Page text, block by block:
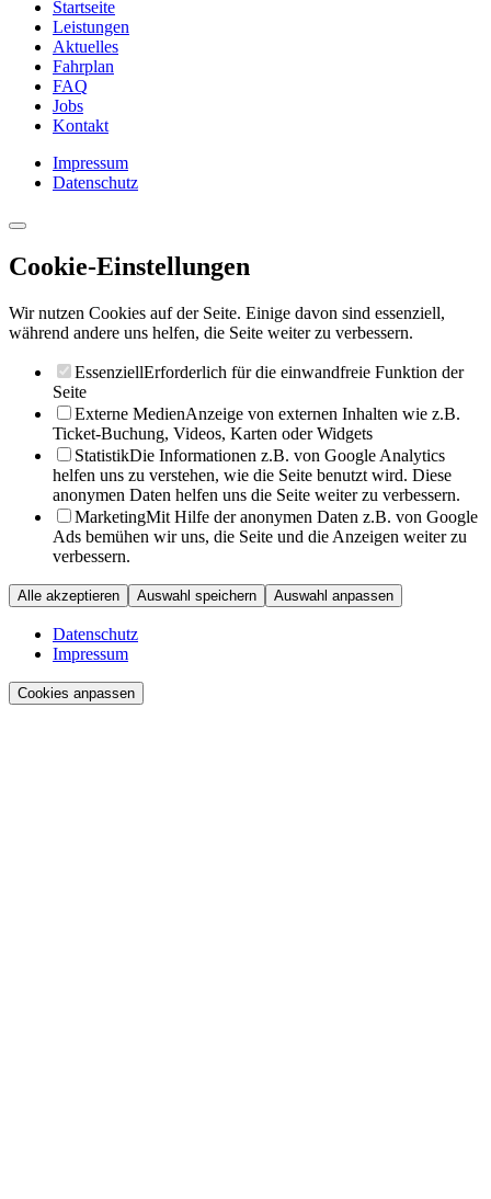
Startseite
Leistungen
Aktuelles
Fahrplan
FAQ
Jobs
Kontakt
Impressum
Datenschutz
Cookie-Einstellungen
Wir nutzen Cookies auf der Seite. Einige davon sind essenziell,
während andere uns helfen, die Seite weiter zu verbessern.
EssenziellErforderlich für die einwandfreie Funktion der
Seite
Externe MedienAnzeige von externen Inhalten wie z.B.
Ticket-Buchung, Videos, Karten oder Widgets
StatistikDie Informationen z.B. von Google Analytics
helfen uns zu verstehen, wie die Seite benutzt wird. Diese
anonymen Daten helfen uns die Seite weiter zu verbessern.
MarketingMit Hilfe der anonymen Daten z.B. von Google
Ads bemühen wir uns, die Seite und die Anzeigen weiter zu
verbessern.
Alle akzeptieren Auswahl speichern Auswahl anpassen
Datenschutz
Impressum
Cookies anpassen